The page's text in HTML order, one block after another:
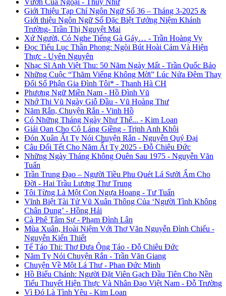
Giới Thiệu Tạp Chí Ngôn Ngữ Số 36 – Tháng 3-2025 &
Giới thiệu Ngôn Ngữ Số Đặc Biệt Tưởng Niệm Khánh
Trường- Trần Thị Nguyệt Mai
Xứ Người, Có Nghe Tiếng Gà Gáy… - Trần Hoàng Vy
Đọc Tiểu Lục Thần Phong: Ngòi Bút Hoài Cảm Và Hiện
Thực - Uyên Nguyên
Nhạc Sĩ Anh Việt Thu: 50 Năm Ngày Mất - Trần Quốc Bảo
Những Cuộc “Thăm Viếng Không Mời” Lúc Nửa Đêm Thay
Đổi Số Phận Gia Đình Tôi* - Thanh Hà CH
Phương Ngữ Miền Nam - Hồ Đình Vũ
Nhớ Thi Vũ Ngày Giỗ Đầu - Vũ Hoàng Thư
Năm Rắn, Chuyện Rắn - Vinh Hồ
Có Những Tháng Ngày Như Thế... - Kim Loan
Giải Oan Cho Cô Láng Giềng - Trịnh Anh Khôi
Đón Xuân Ất Tỵ Nói Chuyện Rắn - Nguyễn Quý Đại
Câu Đối Tết Cho Năm Ất Tỵ 2025 - Đỗ Chiêu Đức
Những Ngày Tháng Không Quên Sau 1975 - Nguyễn Văn
Tuấn
Trần Trung Đạo – Người Tiều Phu Quét Lá Sưởi Ấm Cho
Đời - Hai Trầu Lương Thư Trung
Tôi Từng Là Một Con Ngựa Hoang - Tư Tuấn
Vĩnh Biệt Tài Tử Vũ Xuân Thông Của ‘Người Tình Không
Chân Dung’ - Hồng Hải
Cà Phê Tâm Sự - Phạm Đình Lân
Mùa Xuân, Hoài Niệm Với Thơ Văn Nguyễn Đình Chiểu -
Nguyễn Kiến Thiết
Tế Táo Thi: Thơ Đưa Ông Táo - Đỗ Chiêu Đức
Năm Tỵ Nói Chuyện Rắn - Trần Văn Giang
Chuyện Về Một Lá Thư - Phan Đức Minh
Hồ Biểu Chánh: Người Đặt Viên Gạch Đầu Tiên Cho Nền
Tiểu Thuyết Hiện Thực Và Nhân Đạo Việt Nam - Đỗ Trường
Vì Đó Là Tình Yêu - Kim Loan